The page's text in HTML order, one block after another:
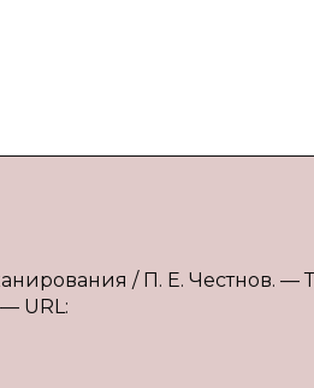
/ П. Е. Честнов. —
URL: